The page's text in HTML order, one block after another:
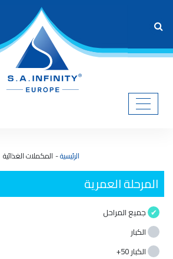
الرئيسية المكملات الغذائية
المرحلة العمرية
جميع المراحل
الكبار
الكبار 50+